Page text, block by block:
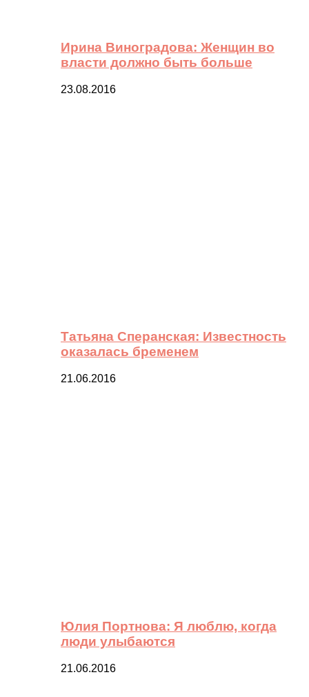
Ирина Виноградова: Женщин во
власти должно быть больше
23.08.2016
Татьяна Сперанская: Известность
оказалась бременем
21.06.2016
Юлия Портнова: Я люблю, когда
люди улыбаются
21.06.2016